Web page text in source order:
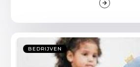
BEDRIJVEN